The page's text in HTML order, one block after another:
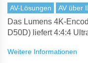
AV-Lösungen AV über
Das Lumens 4K-
D50D) liefert 4:4:4
erzeugt visuell
Weitere Informationen